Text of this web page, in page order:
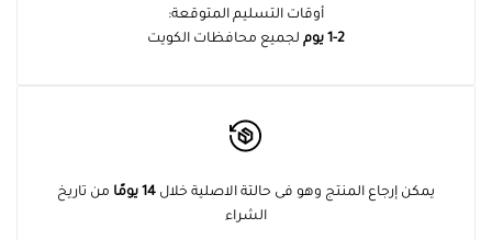
أوقات التسليم المتوقعة:
1-2 يوم
لجميع محافظات الكويت
يمكن إرجاع المنتج وهو فى حالتة الاصلية خلال 14 يومًا
من تاريخ
الشراء